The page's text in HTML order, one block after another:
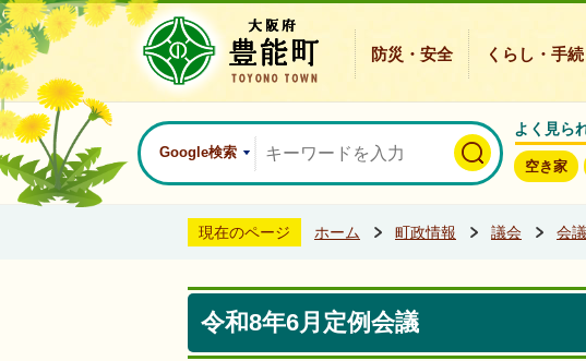
防災・安全 くらし・手続
Google検索
よく見ら
空き家
現在のページ ホーム 町政情報 議会 会
令和8年6月定例会議